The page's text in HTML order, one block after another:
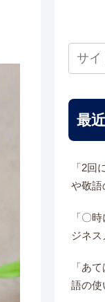
最
「2回
や敬語
「〇
ジネス
「あ
語の使